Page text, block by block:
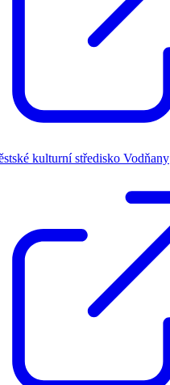
kulturní středisko Vodňany